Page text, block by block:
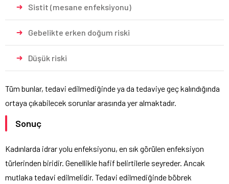
Sistit (mesane enfeksiyonu)
Gebelikte erken doğum riski
Düşük riski
Tüm bunlar, tedavi edilmediğinde ya da tedaviye geç kalındığında
ortaya çıkabilecek sorunlar arasında yer almaktadır.
Sonuç
Kadınlarda idrar yolu enfeksiyonu, en sık görülen enfeksiyon
türlerinden biridir. Genellikle hafif belirtilerle seyreder. Ancak
mutlaka tedavi edilmelidir. Tedavi edilmediğinde böbrek